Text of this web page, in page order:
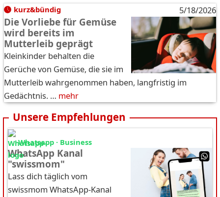
kurz&bündig 5/18/2026
Die Vorliebe für Gemüse
wird bereits im
Mutterleib geprägt
Kleinkinder behalten die
Gerüche von Gemüse, die sie im
Mutterleib wahrgenommen haben, langfristig im
Gedächtnis. … mehr
Unsere Empfehlungen
Whatsapp · Business
WhatsApp Kanal
"swissmom"
Lass dich täglich vom
swissmom WhatsApp-Kanal